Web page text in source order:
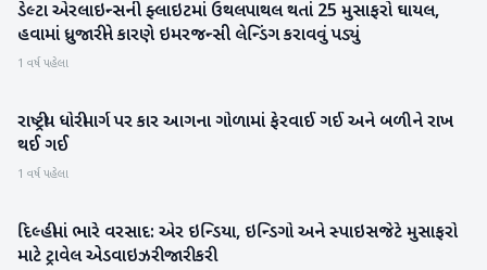
આંતરરાષ્ટ્રીય
ડેલ્ટા એરલાઇન્સની ફ્લાઇટમાં ઉથલપાથલ થતાં 25 મુસાફરો ઘાયલ,
હવામાં ધ્રુજારીને કારણે ઇમરજન્સી લેન્ડિંગ કરાવવું પડ્યું
1 વર્ષ પહેલા
રાષ્ટ્રીય
રાષ્ટ્રીય ધોરીમાર્ગ પર કાર આગના ગોળામાં ફેરવાઈ ગઈ અને બળીને રાખ
થઈ ગઈ
1 વર્ષ પહેલા
રાષ્ટ્રીય
દિલ્હીમાં ભારે વરસાદ: એર ઇન્ડિયા, ઇન્ડિગો અને સ્પાઇસજેટે મુસાફરો
માટે ટ્રાવેલ એડવાઇઝરી જારી કરી